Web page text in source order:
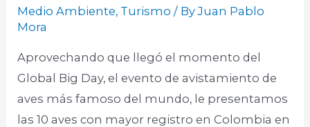
Medio Ambiente, Turismo / ByJuan Pablo
Mora
Aprovechando que llegó el momento del
Global Big Day, el evento de avistamiento de
aves más famoso del mundo, le presentamos
las 10 aves con mayor registro en Colombia en